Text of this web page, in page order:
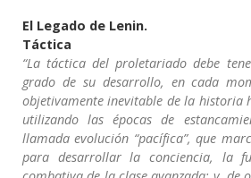
El Legado de Lenin.
Táctica
“La táctica del proletariado debe
grado de su desarrollo, en cada
objetivamente inevitable de la historia
utilizando las épocas de
llamada evolución “pacífica”, que
para desarrollar la conciencia, la